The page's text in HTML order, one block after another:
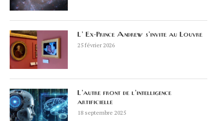
L’ Ex-Prince Andrew s’invite au Louvre
25 février 2026
L’autre front de l’intelligence
artificielle
18 septembre 2025